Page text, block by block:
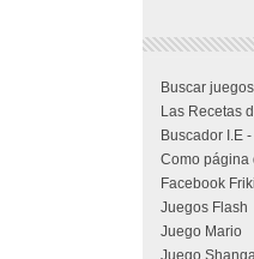
Buscar juegos
Las Recetas
Buscador I.E
Como página
Facebook
Juegos Flash
Juego Mario
Juego